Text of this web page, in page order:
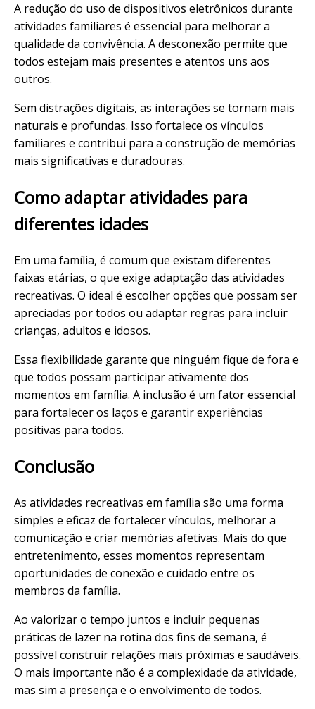
A redução do uso de dispositivos eletrônicos durante
atividades familiares é essencial para melhorar a
qualidade da convivência. A desconexão permite que
todos estejam mais presentes e atentos uns aos
outros.
Sem distrações digitais, as interações se tornam mais
naturais e profundas. Isso fortalece os vínculos
familiares e contribui para a construção de memórias
mais significativas e duradouras.
Como adaptar atividades para
diferentes idades
Em uma família, é comum que existam diferentes
faixas etárias, o que exige adaptação das atividades
recreativas. O ideal é escolher opções que possam ser
apreciadas por todos ou adaptar regras para incluir
crianças, adultos e idosos.
Essa flexibilidade garante que ninguém fique de fora e
que todos possam participar ativamente dos
momentos em família. A inclusão é um fator essencial
para fortalecer os laços e garantir experiências
positivas para todos.
Conclusão
As atividades recreativas em família são uma forma
simples e eficaz de fortalecer vínculos, melhorar a
comunicação e criar memórias afetivas. Mais do que
entretenimento, esses momentos representam
oportunidades de conexão e cuidado entre os
membros da família.
Ao valorizar o tempo juntos e incluir pequenas
práticas de lazer na rotina dos fins de semana, é
possível construir relações mais próximas e saudáveis.
O mais importante não é a complexidade da atividade,
mas sim a presença e o envolvimento de todos.